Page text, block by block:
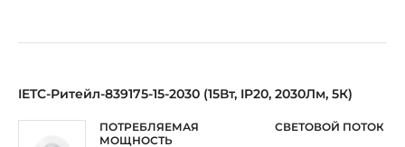
IETC-Ритейл-839175-15-2030 (15Вт, IP20, 2030Лм, 5К)